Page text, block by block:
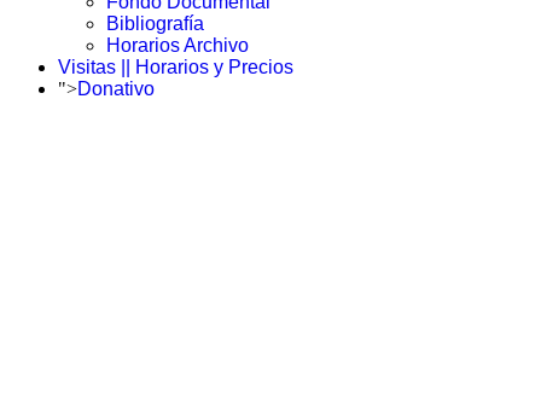
Bibliografía
Horarios Archivo
Visitas || Horarios y Precios
">Donativo